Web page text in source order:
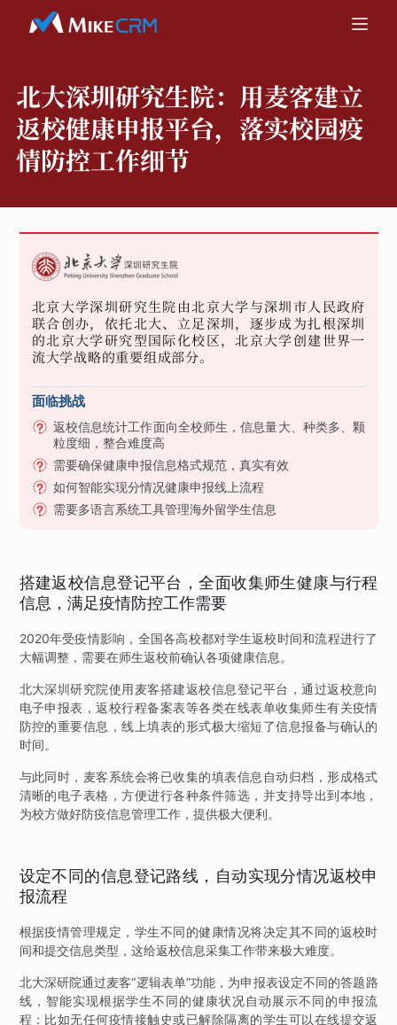
北大深圳研究生院： 用麦客建立
返校健康申报平台，落实校园疫
情防控工作细节
北京大学深圳研究生院由北京大学与深圳市人民政府
联合创办，依托北大、立足深圳，逐步成为扎根深圳
的北京大学研究型国际化校区，北京大学创建世界一
流大学战略的重要组成部分。
面临挑战
返校信息统计工作面向全校师生，信息量大、种类多、颗
粒度细，整合难度高
需要确保健康申报信息格式规范，真实有效
如何智能实现分情况健康申报线上流程
需要多语言系统工具管理海外留学生信息
搭建返校信息登记平台，全面收集师生健康与行程
信息，满足疫情防控工作需要
2020年受疫情影响，全国各高校都对学生返校时间和流程进行了
大幅调整，需要在师生返校前确认各项健康信息。
北大深圳研究院使用麦客搭建返校信息登记平台，通过返校意向
电子申报表，返校行程备案表等各类在线表单收集师生有关疫情
防控的重要信息，线上填表的形式极大缩短了信息报备与确认的
时间。
与此同时，麦客系统会将已收集的填表信息自动归档，形成格式
清晰的电子表格，方便进行各种条件筛选，并支持导出到本地，
为校方做好防疫信息管理工作，提供极大便利。
设定不同的信息登记路线，自动实现分情况返校申
报流程
根据疫情管理规定，学生不同的健康情况将决定其不同的返校时
间和提交信息类型，这给返校信息采集工作带来极大难度。
北大深研院通过麦客“逻辑表单”功能，为申报表设定不同的答题路
线，智能实现根据学生不同的健康状况自动展示不同的申报流
程：比如无任何疫情接触史或已解除隔离的学生可以在线提交返